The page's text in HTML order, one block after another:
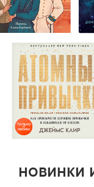
новинки